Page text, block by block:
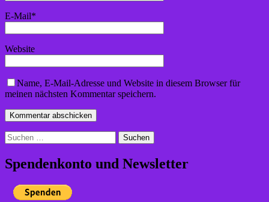
E-Mail*
Website
Name, E-Mail-Adresse und Website in diesem Browser für
meinen nächsten Kommentar speichern.
Suchen
nach:
Spendenkonto und Newsletter